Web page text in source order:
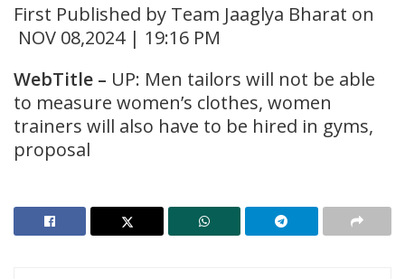
First Published by Team Jaaglya Bharat on
NOV 08,2024 | 19:16 PM
WebTitle – UP: Men tailors will not be able
to measure women’s clothes, women
trainers will also have to be hired in gyms,
proposal